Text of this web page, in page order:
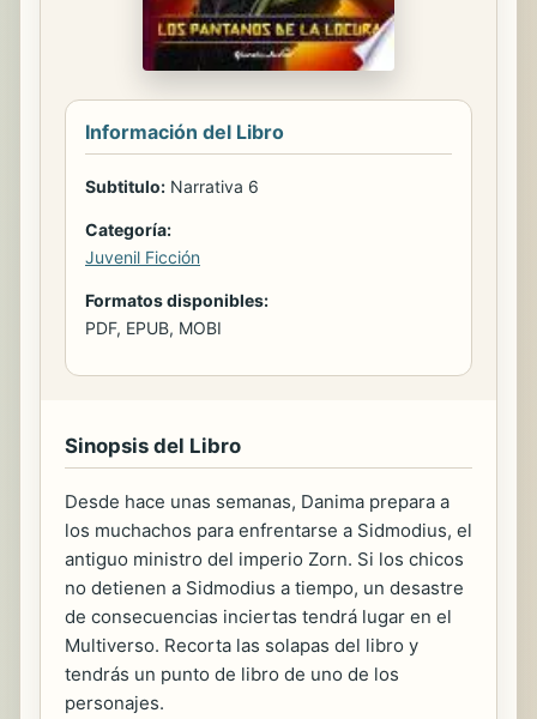
Información del Libro
Subtitulo: Narrativa 6
Categoría:
Juvenil Ficción
Formatos disponibles:
PDF, EPUB, MOBI
Sinopsis del Libro
Desde hace unas semanas, Danima prepara a
los muchachos para enfrentarse a Sidmodius, el
antiguo ministro del imperio Zorn. Si los chicos
no detienen a Sidmodius a tiempo, un desastre
de consecuencias inciertas tendrá lugar en el
Multiverso. Recorta las solapas del libro y
tendrás un punto de libro de uno de los
personajes.